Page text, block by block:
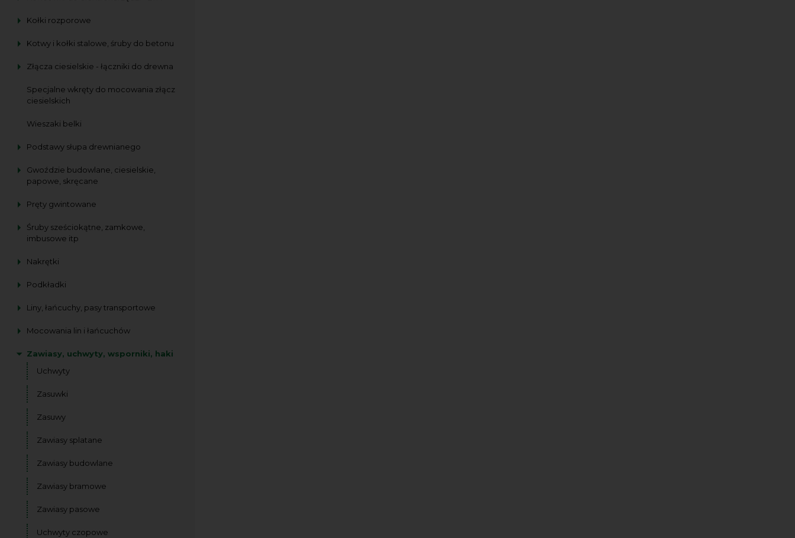
Kołki rozporowe
Kotwy i kołki stalowe, śruby do betonu
Złącza ciesielskie - łączniki do drewna
Specjalne wkręty do mocowania złącz
ciesielskich
Wieszaki belki
Podstawy słupa drewnianego
Gwoździe budowlane, ciesielskie,
papowe, skręcane
Pręty gwintowane
Śruby sześciokątne, zamkowe,
imbusowe itp
Nakrętki
Podkładki
Liny, łańcuchy, pasy transportowe
Mocowania lin i łańcuchów
Zawiasy, uchwyty, wsporniki, haki
Uchwyty
Zasuwki
Zasuwy
Zawiasy splatane
Zawiasy budowlane
Zawiasy bramowe
Zawiasy pasowe
Uchwyty czopowe